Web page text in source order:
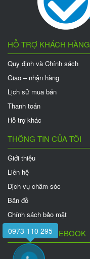
HỖ TRỢ KHÁCH HÀNG
Quy định và Chính sách
Giao – nhận hàng
Lịch sử mua bán
Thanh toán
Hỗ trợ khác
THÔNG TIN CỦA TÔI
Giới thiệu
Liên hệ
Dịch vụ chăm sóc
Bản đồ
Chính sách bảo mật
FANPAGE FACEBOOK
0973 110 295